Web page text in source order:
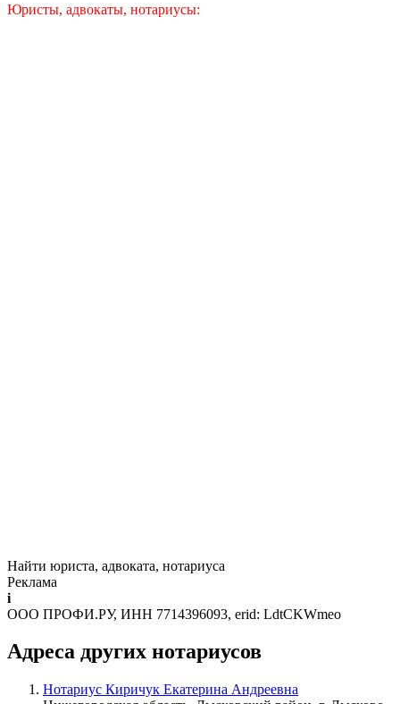
Юристы, адвокаты, нотариусы:
Найти юриста, адвоката, нотариуса
Реклама
i
ООО ПРОФИ.РУ, ИНН 7714396093, erid: LdtCKWmeo
Адреса других нотариусов
Нотариус Киричук Екатерина Андреевна